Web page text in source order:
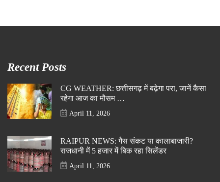
Recent Posts
CG WEATHER: छत्तीसगढ़ में बढ़ेगा परा, जानें कैसा
रहेगा आज का मौसम …
April 11, 2026
RAIPUR NEWS: गैस संकट या कालाबाजारी?
राजधानी में 5 हजार में बिक रहा सिलेंडर
April 11, 2026